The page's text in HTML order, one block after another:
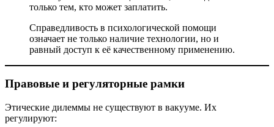
только тем, кто может заплатить.
Справедливость в психологической помощи
означает не только наличие технологии, но и
равный доступ к её качественному применению.
Правовые и регуляторные рамки
Этические дилеммы не существуют в вакууме. Их
регулируют: